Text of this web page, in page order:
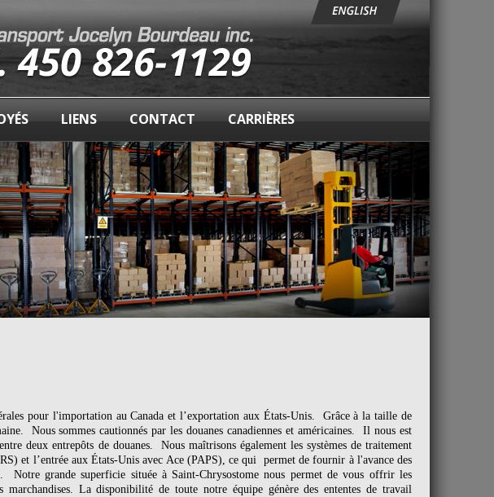
LIENS CONTACT CARRIÈRES
pour l'importation au Canada et l’exportation aux États-Unis. Grâce à la taille de
Nous sommes cautionnés par les douanes canadiennes et américaines. Il nous est
deux entrepôts de douanes. Nous maîtrisons également les systèmes de traitement
et l’entrée aux États-Unis avec Ace (PAPS), ce qui permet de fournir à l'avance des
grande superficie située à Saint-Chrysostome nous permet de vous offrir les
marchandises. La disponibilité de toute notre équipe génère des ententes de travail